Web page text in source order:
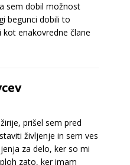
sem dobil možnost
begunci dobili to
enakovredne člane
prišel sem pred
življenje in sem ves
za delo, ker so mi
zato, ker imam